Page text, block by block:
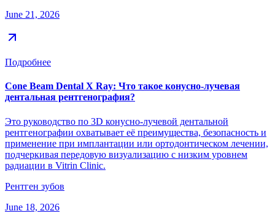
June 21, 2026
Подробнее
Cone Beam Dental X Ray: Что такое конусно-лучевая
дентальная рентгенография?
Это руководство по 3D конусно-лучевой дентальной
рентгенографии охватывает её преимущества, безопасность и
применение при имплантации или ортодонтическом лечении,
подчеркивая передовую визуализацию с низким уровнем
радиации в Vitrin Clinic.
Рентген зубов
June 18, 2026